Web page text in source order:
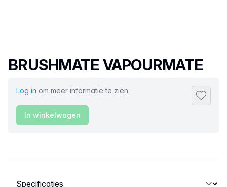
Productnaam
BRUSHMATE VAPOURMATE
Log in om meer informatie te zien.
In winkelwagen
Selecteer een tabblad